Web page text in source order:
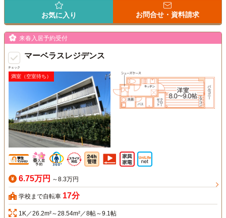
お気に入り お問合せ・資料請求
チェック
来春入居予約受付
マーベラスレジデンス
満室（空室待ち）
6.75万円 ～8.3万円
学校まで自転車 17分
1K／26.2m²～28.54m²／8帖～9.1帖